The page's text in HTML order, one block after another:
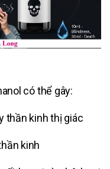
có thể gây:
thần kinh thị giác
kinh